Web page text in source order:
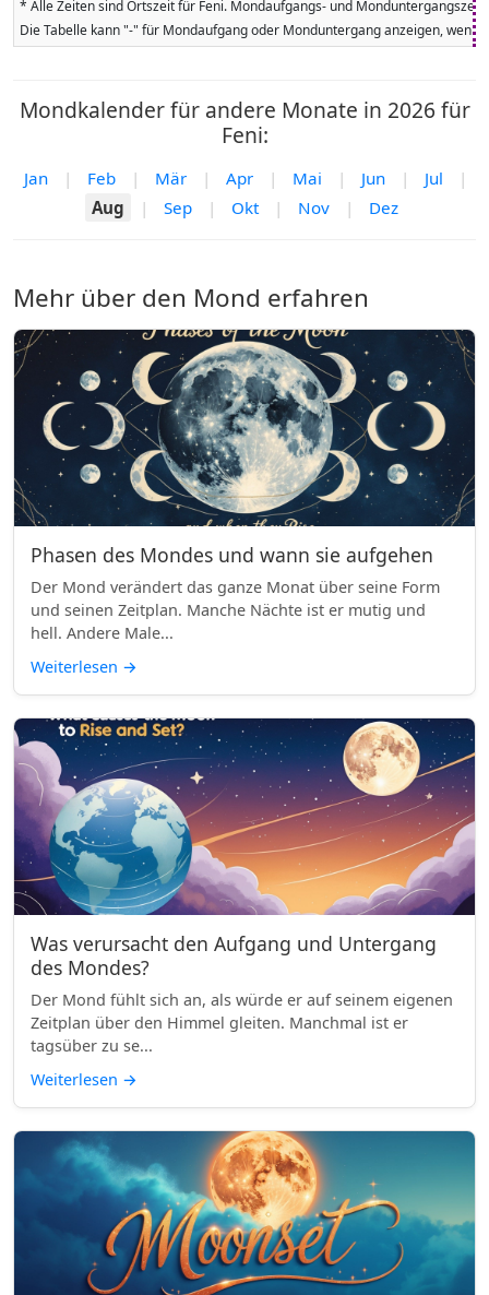
* Alle Zeiten sind Ortszeit für Feni. Mondaufgangs- und
Die Tabelle kann "-" für Mondaufgang oder Monduntergang anzeigen,
Mondkalender für andere Monate in 2026 für
Feni:
Jan | Feb | Mär | Apr | Mai | Jun | Jul
|
Aug
| Sep | Okt | Nov | Dez
Mehr über den Mond erfahren
Phasen des Mondes und wann sie aufgehen
Der Mond verändert das ganze Monat über seine Form
und seinen Zeitplan. Manche Nächte ist er mutig und
hell. Andere Male...
Weiterlesen →
Was verursacht den Aufgang und Untergang
des Mondes?
Der Mond fühlt sich an, als würde er auf seinem eigenen
Zeitplan über den Himmel gleiten. Manchmal ist er
tagsüber zu se...
Weiterlesen →